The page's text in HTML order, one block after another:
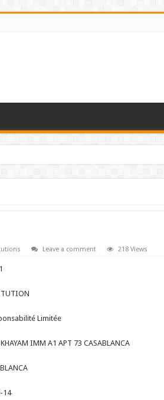
Leave a comment 218 Views
Limitée
IMM A1 APT 73 CASABLANCA
14